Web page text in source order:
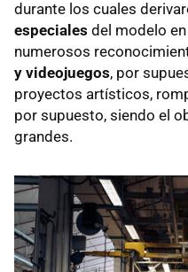
durante los cuales
especiales del modelo
numerosos
y videojuegos, por
proyectos artísticos,
por supuesto, siendo el
grandes.